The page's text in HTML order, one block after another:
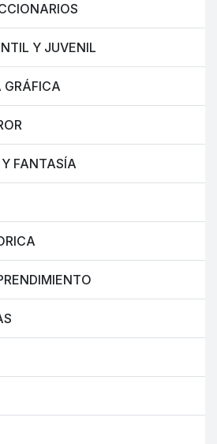
Y JUVENIL
GRÁFICA
FANTASÍA